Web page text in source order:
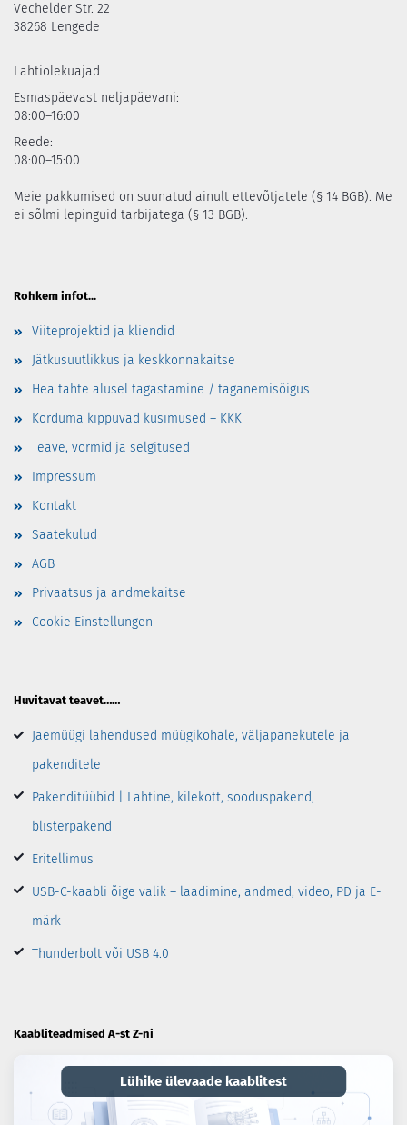
Vechelder Str. 22
38268 Lengede
Lahtiolekuajad
Esmaspäevast neljapäevani:
08:00–16:00
Reede:
08:00–15:00
Meie pakkumised on suunatud ainult ettevõtjatele (§ 14 BGB). Me
ei sõlmi lepinguid tarbijatega (§ 13 BGB).
Rohkem infot...
Viiteprojektid ja kliendid
Jätkusuutlikkus ja keskkonnakaitse
Hea tahte alusel tagastamine / taganemisõigus
Korduma kippuvad küsimused – KKK
Teave, vormid ja selgitused
Impressum
Kontakt
Saatekulud
AGB
Privaatsus ja andmekaitse
Cookie Einstellungen
Huvitavat teavet……
Jaemüügi lahendused müügikohale, väljapanekutele ja
pakenditele
Pakenditüübid | Lahtine, kilekott, sooduspakend,
blisterpakend
Eritellimus
USB-C-kaabli õige valik – laadimine, andmed, video, PD ja E-
märk
Thunderbolt või USB 4.0
Kaabliteadmised A-st Z-ni
Lühike ülevaade kaablitest